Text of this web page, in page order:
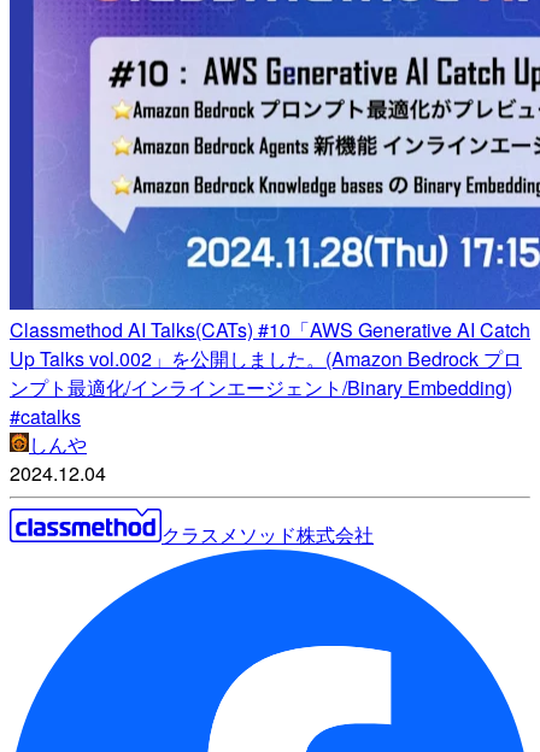
Classmethod AI Talks(CATs) #10「AWS Generative AI Catch
Up Talks vol.002」を公開しました。(Amazon Bedrock プロ
ンプト最適化/インラインエージェント/Binary Embedding)
#catalks
しんや
2024.12.04
クラスメソッド株式会社